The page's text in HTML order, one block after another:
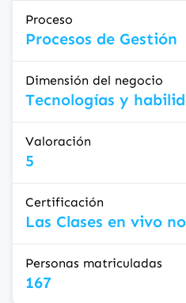
Proceso
Procesos de Gestión
Dimensión del negocio
Tecnologías y
Valoración
5
Certificación
Las Clases en vivo
Personas matriculadas
167